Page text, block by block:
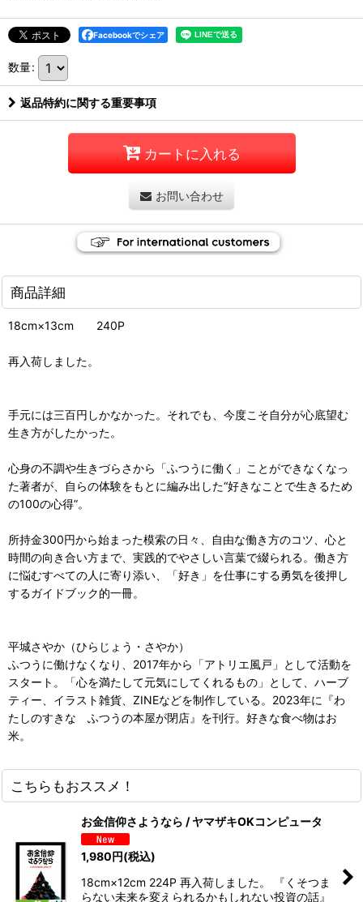
Facebookでシェア
数量:
返品特約に関する重要事項
カートに入れる
お問い合わせ
商品詳細
18cm×13cm 240P
再入荷しました。
手元には三百円しかなかった。それでも、今度こそ自分が心底望む
生き方がしたかった。
心身の不調や生きづらさから「ふつうに働く」ことができなくなっ
た著者が、自らの体験をもとに編み出した“好きなことで生きるため
の100の心得”。
所持金300円から始まった模索の日々、自由な働き方のコツ、心と
時間の向き合い方まで、実践的でやさしい言葉で綴られる。働き方
に悩むすべての人に寄り添い、「好き」を仕事にする勇気を後押し
するガイドブック的一冊。
平城さやか（ひらじょう・さやか）
ふつうに働けなくなり、2017年から「アトリエ風戸」として活動を
スタート。「心を満たして元気にしてくれるもの」として、ハーブ
ティー、イラスト雑貨、ZINEなどを制作している。2023年に『わ
たしのすきな ふつうの本屋が閉店』を刊行。好きな食べ物はお
米。
こちらもおススメ！
お金信仰さようなら / ヤマザキOKコンピュータ
1,980円(税込)
18cm×12cm 224P 再入荷しました。 『くそつま
らない未来を変えられるかもしれない投資の話』